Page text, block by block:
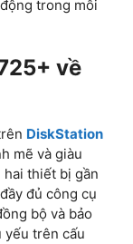
trong môi
về
DiskStation
mẽ và giàu
hai thiết bị gần
đủ công cụ
bộ và bảo
yếu trên cấu